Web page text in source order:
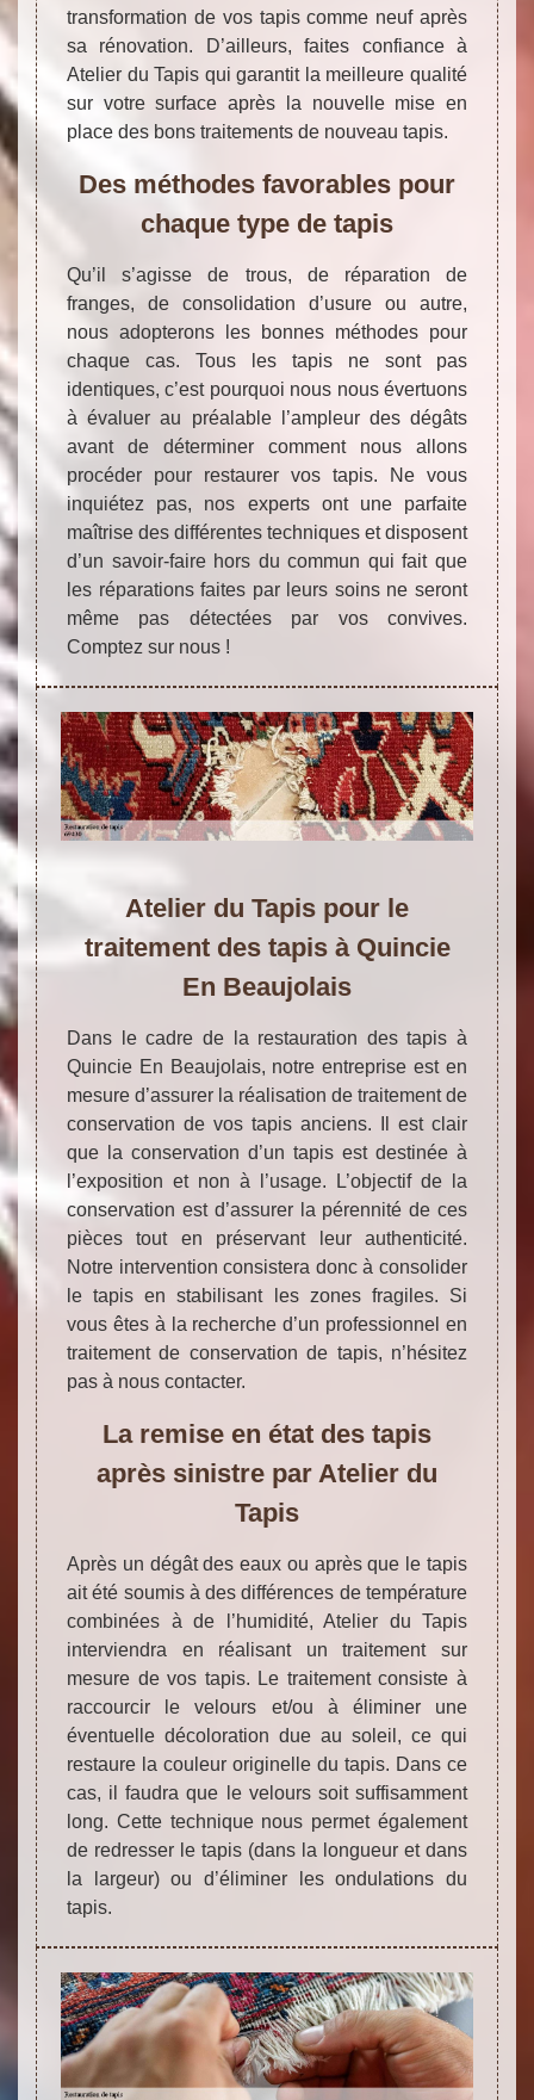
transformation de vos tapis comme neuf après
sa rénovation. D’ailleurs, faites confiance à
Atelier du Tapis qui garantit la meilleure qualité
sur votre surface après la nouvelle mise en
place des bons traitements de nouveau tapis.
Des méthodes favorables pour
chaque type de tapis
Qu’il s’agisse de trous, de réparation de
franges, de consolidation d’usure ou autre,
nous adopterons les bonnes méthodes pour
chaque cas. Tous les tapis ne sont pas
identiques, c’est pourquoi nous nous évertuons
à évaluer au préalable l’ampleur des dégâts
avant de déterminer comment nous allons
procéder pour restaurer vos tapis. Ne vous
inquiétez pas, nos experts ont une parfaite
maîtrise des différentes techniques et disposent
d’un savoir-faire hors du commun qui fait que
les réparations faites par leurs soins ne seront
même pas détectées par vos convives.
Comptez sur nous !
Atelier du Tapis pour le
traitement des tapis à Quincie
En Beaujolais
Dans le cadre de la restauration des tapis à
Quincie En Beaujolais, notre entreprise est en
mesure d’assurer la réalisation de traitement de
conservation de vos tapis anciens. Il est clair
que la conservation d’un tapis est destinée à
l’exposition et non à l’usage. L’objectif de la
conservation est d’assurer la pérennité de ces
pièces tout en préservant leur authenticité.
Notre intervention consistera donc à consolider
le tapis en stabilisant les zones fragiles. Si
vous êtes à la recherche d’un professionnel en
traitement de conservation de tapis, n’hésitez
pas à nous contacter.
La remise en état des tapis
après sinistre par Atelier du
Tapis
Après un dégât des eaux ou après que le tapis
ait été soumis à des différences de température
combinées à de l’humidité, Atelier du Tapis
interviendra en réalisant un traitement sur
mesure de vos tapis. Le traitement consiste à
raccourcir le velours et/ou à éliminer une
éventuelle décoloration due au soleil, ce qui
restaure la couleur originelle du tapis. Dans ce
cas, il faudra que le velours soit suffisamment
long. Cette technique nous permet également
de redresser le tapis (dans la longueur et dans
la largeur) ou d’éliminer les ondulations du
tapis.